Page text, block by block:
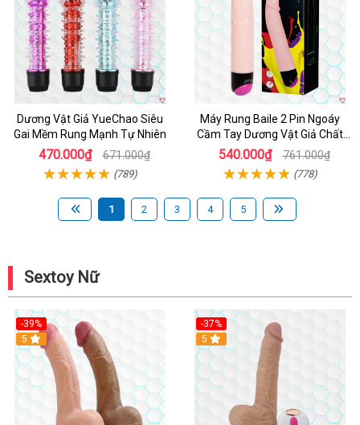
Dương Vật Giả YueChao Siêu
Gai Mềm Rung Mạnh Tự Nhiên
470.000₫ 671.000₫
(789)
Máy Rung Baile 2 Pin Ngoáy
Cầm Tay Dương Vật Giả Chất
Lượng
540.000₫ 761.000₫
(778)
1 2 3 4 5
Sextoy Nữ
-39%
Hot
5
-37%
5